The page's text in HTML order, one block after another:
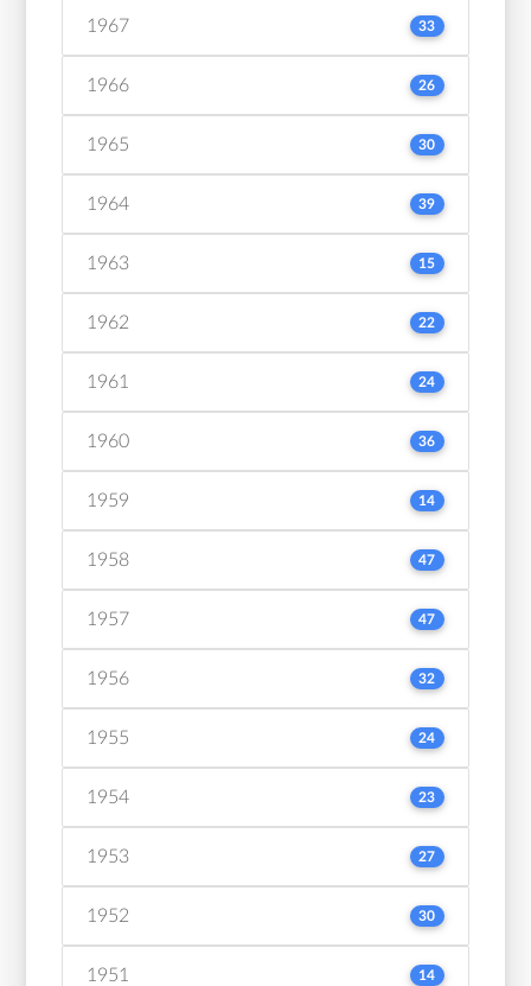
1967 33
1966 26
1965 30
1964 39
1963 15
1962 22
1961 24
1960 36
1959 14
1958 47
1957 47
1956 32
1955 24
1954 23
1953 27
1952 30
1951 14